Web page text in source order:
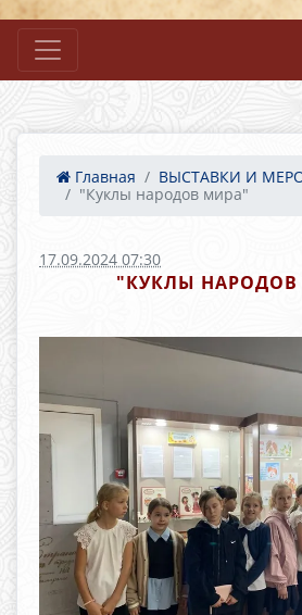
Главная
ВЫСТАВКИ И
"Куклы народов мира"
17.09.2024 07:30
"КУКЛЫ